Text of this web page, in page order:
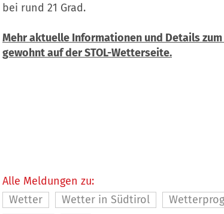
bei rund 21 Grad.
Mehr aktuelle Informationen und Details
gewohnt auf der STOL-Wetterseite.
Alle Meldungen zu:
Wetter
Wetter in Südtirol